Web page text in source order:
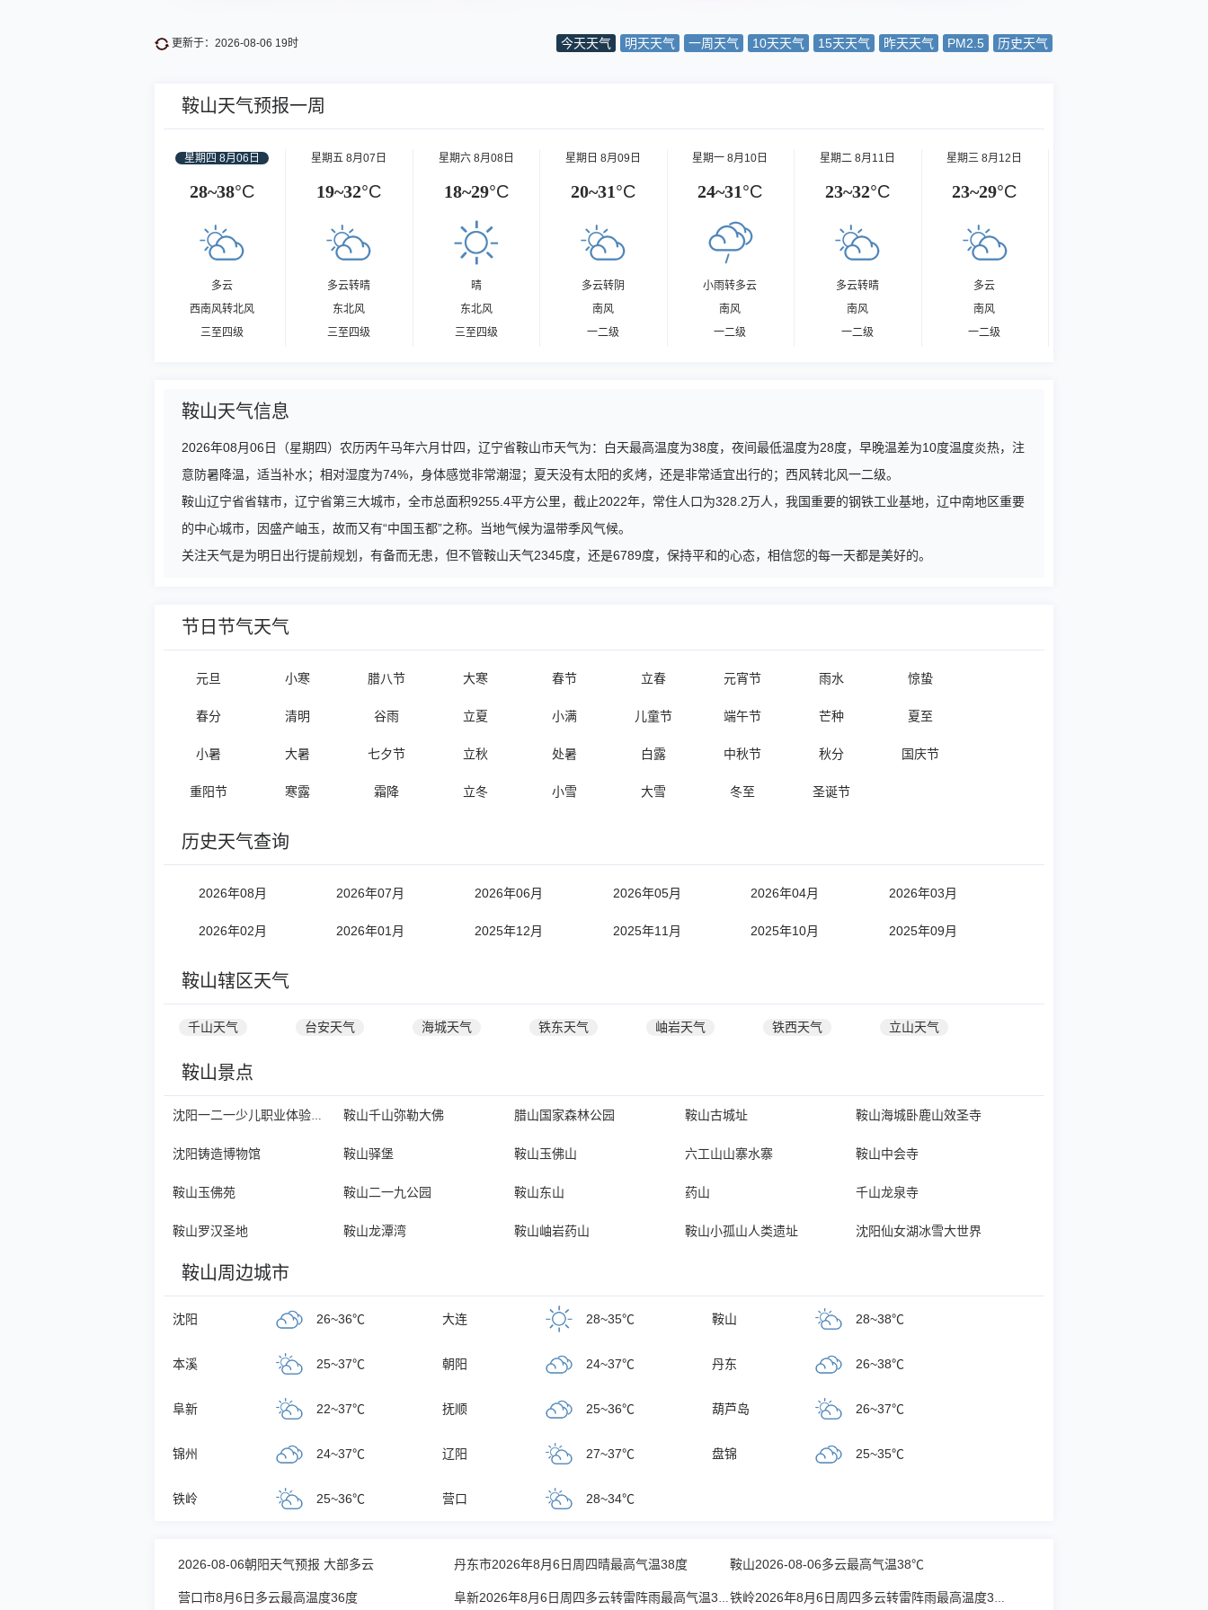
更新于：2026-08-06 19时 今天天气 明天天气 一周天气 10天天气 15天天气 昨天天气 PM2.5 历史天气
鞍山天气预报一周
星期四 8月06日
28~38°C
多云
西南风转北风
三至四级
星期五 8月07日
19~32°C
多云转晴
东北风
三至四级
星期六 8月08日
18~29°C
晴
东北风
三至四级
星期日 8月09日
20~31°C
多云转阴
南风
一二级
星期一 8月10日
24~31°C
小雨转多云
南风
一二级
星期二 8月11日
23~32°C
多云转晴
南风
一二级
星期三 8月12日
23~29°C
多云
南风
一二级
鞍山天气信息
2026年08月06日（星期四）农历丙午马年六月廿四，辽宁省鞍山市天气为：白天最高温度为38度，夜间最低温度为28度，早晚温差为10度温度炎热，注
意防暑降温，适当补水；相对湿度为74%，身体感觉非常潮湿；夏天没有太阳的炙烤，还是非常适宜出行的；西风转北风一二级。
鞍山辽宁省省辖市，辽宁省第三大城市，全市总面积9255.4平方公里，截止2022年，常住人口为328.2万人，我国重要的钢铁工业基地，辽中南地区重要
的中心城市，因盛产岫玉，故而又有“中国玉都”之称。当地气候为温带季风气候。
关注天气是为明日出行提前规划，有备而无患，但不管鞍山天气2345度，还是6789度，保持平和的心态，相信您的每一天都是美好的。
节日节气天气
元旦 小寒 腊八节 大寒 春节 立春 元宵节 雨水 惊蛰
春分 清明 谷雨 立夏 小满 儿童节 端午节 芒种 夏至
小暑 大暑 七夕节 立秋 处暑 白露 中秋节 秋分 国庆节
重阳节 寒露 霜降 立冬 小雪 大雪 冬至 圣诞节
历史天气查询
2026年08月 2026年07月 2026年06月 2026年05月 2026年04月 2026年03月
2026年02月 2026年01月 2025年12月 2025年11月 2025年10月 2025年09月
鞍山辖区天气
千山天气 台安天气 海城天气 铁东天气 岫岩天气 铁西天气 立山天气
鞍山景点
沈阳一二一少儿职业体验城 鞍山千山弥勒大佛 腊山国家森林公园 鞍山古城址 鞍山海城卧鹿山效圣寺
沈阳铸造博物馆 鞍山驿堡 鞍山玉佛山 六工山山寨水寨 鞍山中会寺
鞍山玉佛苑 鞍山二一九公园 鞍山东山 药山 千山龙泉寺
鞍山罗汉圣地 鞍山龙潭湾 鞍山岫岩药山 鞍山小孤山人类遗址 沈阳仙女湖冰雪大世界
鞍山周边城市
沈阳 26~36℃ 大连 28~35℃ 鞍山 28~38℃
本溪 25~37℃ 朝阳 24~37℃ 丹东 26~38℃
阜新 22~37℃ 抚顺 25~36℃ 葫芦岛 26~37℃
锦州 24~37℃ 辽阳 27~37℃ 盘锦 25~35℃
铁岭 25~36℃ 营口 28~34℃
2026-08-06朝阳天气预报 大部多云 丹东市2026年8月6日周四晴最高气温38度 鞍山2026-08-06多云最高气温38℃
营口市8月6日多云最高温度36度 阜新2026年8月6日周四多云转雷阵雨最高气温37℃ 铁岭2026年8月6日周四多云转雷阵雨最高温度35度